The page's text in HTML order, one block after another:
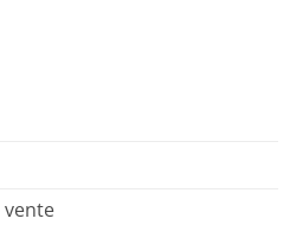
vente